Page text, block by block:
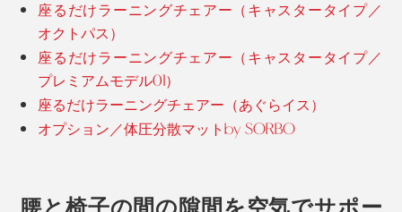
座るだけラーニングチェアー（キャスタータイプ／
オクトパス）
座るだけラーニングチェアー（キャスタータイプ／
プレミアムモデル01）
座るだけラーニングチェアー（あぐらイス）
オプション／体圧分散マットby SORBO
腰と椅子の間の隙間を空気でサポー